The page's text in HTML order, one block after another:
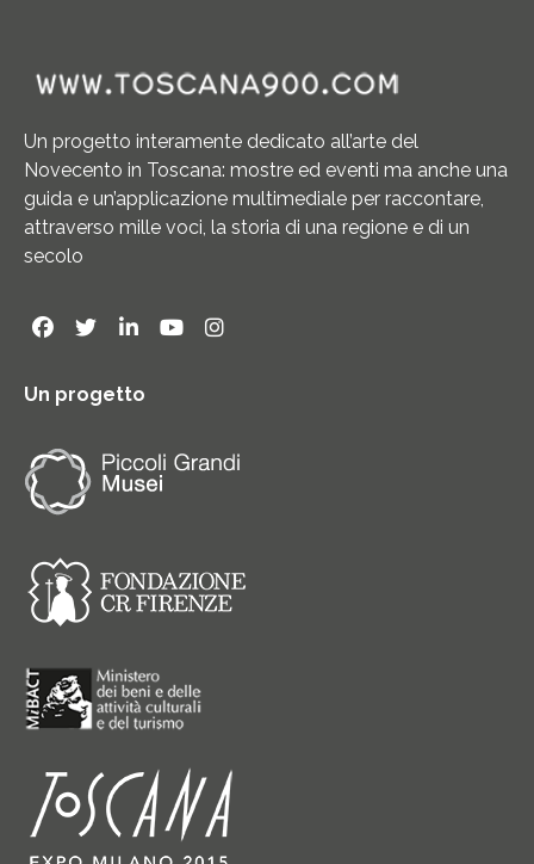
Un progetto interamente dedicato all’arte del
Novecento in Toscana: mostre ed eventi ma anche una
guida e un’applicazione multimediale per raccontare,
attraverso mille voci, la storia di una regione e di un
secolo
Un progetto